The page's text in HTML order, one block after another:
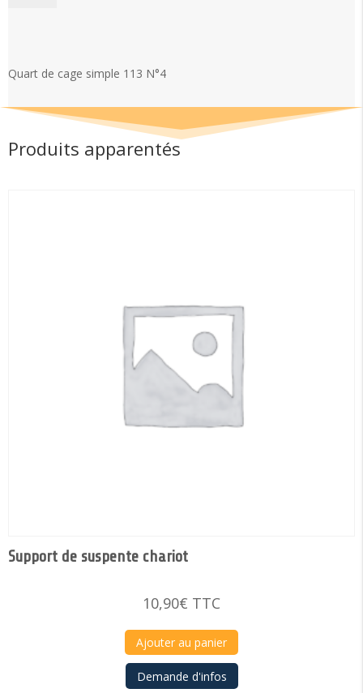
113
Quart de cage simple 113 N°4
Produits apparentés
Support de suspente chariot
10,90€ TTC
Ajouter au panier
Demande d'infos